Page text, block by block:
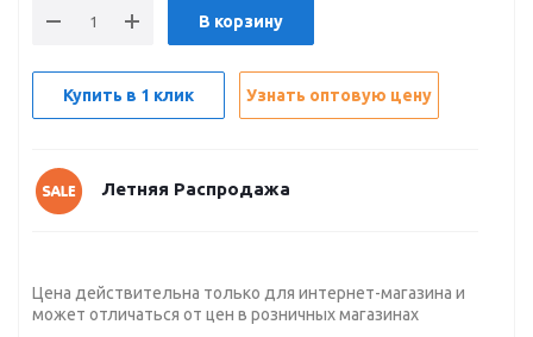
В корзину
Купить в 1 клик Узнать оптовую цену
Летняя Распродажа
Цена действительна только для интернет-магазина и
может отличаться от цен в розничных магазинах